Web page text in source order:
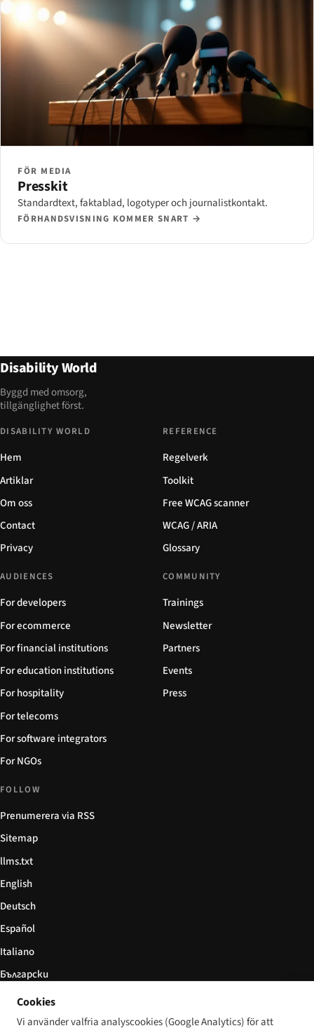
FÖR MEDIA
Presskit
Standardtext, faktablad, logotyper och journalistkontakt.
FÖRHANDSVISNING KOMMER SNART →
Disability World
Byggd med omsorg,
tillgänglighet först.
DISABILITY WORLD
Hem
Artiklar
Om oss
Contact
Privacy
REFERENCE
Regelverk
Toolkit
Free WCAG scanner
WCAG / ARIA
Glossary
AUDIENCES
For developers
For ecommerce
For financial institutions
For education institutions
For hospitality
For telecoms
For software integrators
For NGOs
COMMUNITY
Trainings
Newsletter
Partners
Events
Press
FOLLOW
Prenumerera via RSS
Sitemap
llms.txt
English
Deutsch
Español
Italiano
Български
简体中文
Cookies
Vi använder valfria analyscookies (Google Analytics) för att